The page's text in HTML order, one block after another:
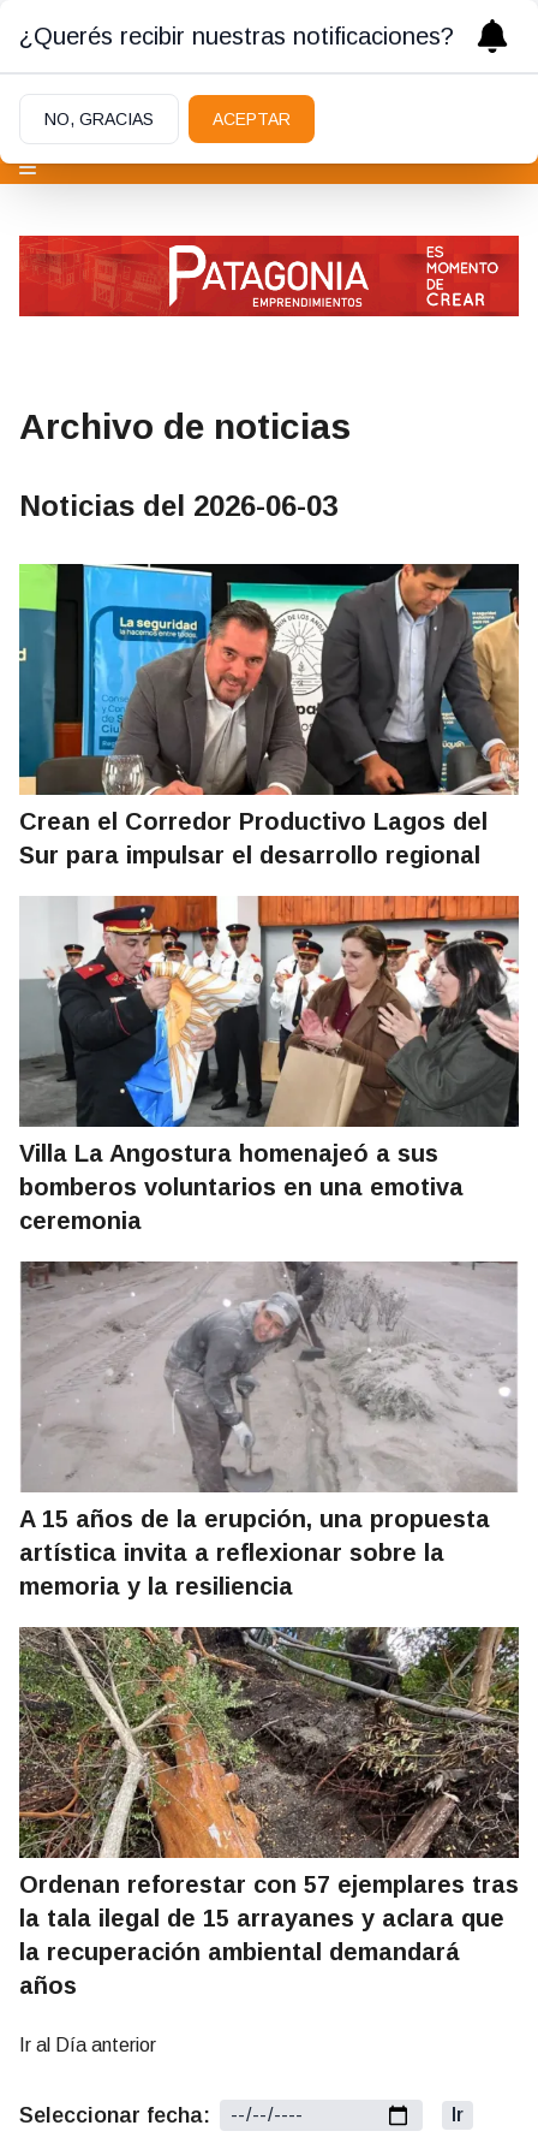
Archivo de noticias
Noticias del 2026-06-03
Crean el Corredor Productivo Lagos del
Sur para impulsar el desarrollo regional
Villa La Angostura homenajeó a sus
bomberos voluntarios en una emotiva
ceremonia
A 15 años de la erupción, una propuesta
artística invita a reflexionar sobre la
memoria y la resiliencia
Ordenan reforestar con 57 ejemplares tras
la tala ilegal de 15 arrayanes y aclara que
la recuperación ambiental demandará
años
Ir al Día anterior
Seleccionar fecha: Ir
¿Querés recibir nuestras notificaciones?
NO, GRACIAS ACEPTAR